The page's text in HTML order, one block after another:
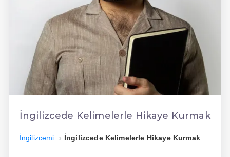
Dil Eğitimi
En Hızlı İngilizce
En Kolay İngilizce
En Ucuz İngilizce
En Uygun İngilizce
Hızlı İngilizce
İngilizcede Kelimelerle Hikaye Kurmak
İngilizcemi İngilizcede Kelimelerle Hikaye Kurmak